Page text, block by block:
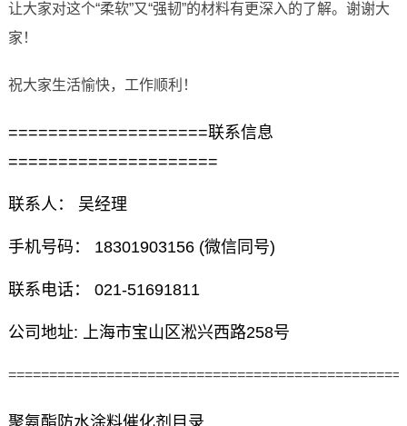
让大家对这个“柔软”又“强韧”的材料有更深入的了解。谢谢大
家！
祝大家生活愉快，工作顺利！
====================联系信息
=====================
联系人： 吴经理
手机号码： 18301903156 (微信同号)
联系电话： 021-51691811
公司地址: 上海市宝山区淞兴西路258号